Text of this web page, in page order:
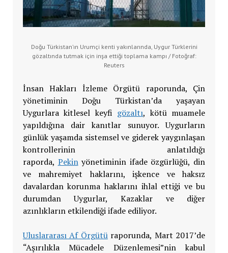
Doğu Türkistan’ın Urumçi kenti yakınlarında, Uygur Türklerini
gözaltında tutmak için inşa ettiği toplama kampı / Fotoğraf:
Reuters
İnsan Hakları İzleme Örgütü raporunda, Çin
yönetiminin Doğu Türkistan’da yaşayan
Uygurlara kitlesel keyfi gözaltı, kötü muamele
yapıldığına dair kanıtlar sunuyor. Uygurların
günlük yaşamda sistemsel ve giderek yaygınlaşan
kontrollerinin anlatıldığı
raporda, Pekinyönetiminin ifade özgürlüğü, din
ve mahremiyet haklarını, işkence ve haksız
davalardan korunma haklarını ihlal ettiği ve bu
durumdan Uygurlar, Kazaklar ve diğer
azınlıkların etkilendiği ifade ediliyor.
Uluslararası Af Örgütüraporunda, Mart 2017’de
“Aşırılıkla Mücadele Düzenlemesi”nin kabul